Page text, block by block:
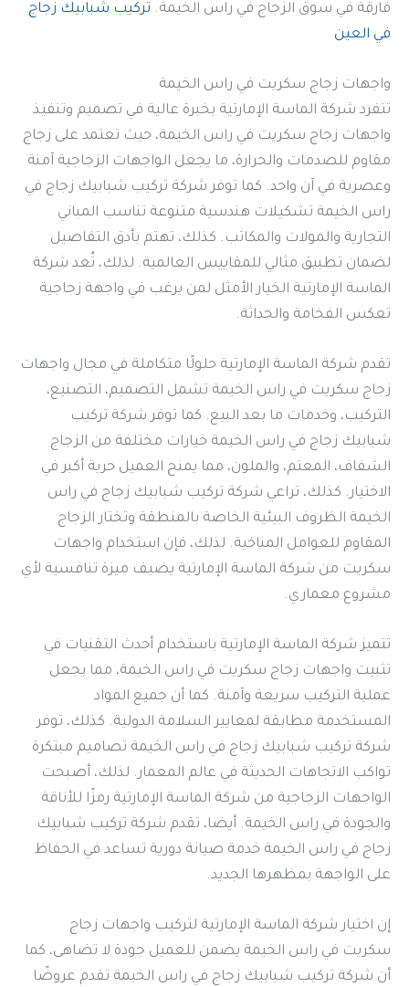
فارقة في سوق الزجاج في راس الخيمة. تركيب شبابيك زجاج
في العين
واجهات زجاج سكريت في راس الخيمة
تتفرد شركة الماسة الإمارتية بخبرة عالية في تصميم وتنفيذ
واجهات زجاج سكريت في راس الخيمة، حيث تعتمد على زجاج
مقاوم للصدمات والحرارة، ما يجعل الواجهات الزجاجية آمنة
وعصرية في آن واحد. كما توفر شركة تركيب شبابيك زجاج في
راس الخيمة تشكيلات هندسية متنوعة تناسب المباني
التجارية والمولات والمكاتب. كذلك، تهتم بأدق التفاصيل
لضمان تطبيق مثالي للمقاييس العالمية. لذلك، تُعد شركة
الماسة الإمارتية الخيار الأمثل لمن يرغب في واجهة زجاجية
تعكس الفخامة والحداثة.
تقدم شركة الماسة الإمارتية حلولًا متكاملة في مجال واجهات
زجاج سكريت في راس الخيمة تشمل التصميم، التصنيع،
التركيب، وخدمات ما بعد البيع. كما توفر شركة تركيب
شبابيك زجاج في راس الخيمة خيارات مختلفة من الزجاج
الشفاف، المعتم، والملون، مما يمنح العميل حرية أكبر في
الاختيار. كذلك، تراعي شركة تركيب شبابيك زجاج في راس
الخيمة الظروف البيئية الخاصة بالمنطقة وتختار الزجاج
المقاوم للعوامل المناخية. لذلك، فإن استخدام واجهات
سكريت من شركة الماسة الإمارتية يضيف ميزة تنافسية لأي
مشروع معماري.
تتميز شركة الماسة الإمارتية باستخدام أحدث التقنيات في
تثبيت واجهات زجاج سكريت في راس الخيمة، مما يجعل
عملية التركيب سريعة وآمنة. كما أن جميع المواد
المستخدمة مطابقة لمعايير السلامة الدولية. كذلك، توفر
شركة تركيب شبابيك زجاج في راس الخيمة تصاميم مبتكرة
تواكب الاتجاهات الحديثة في عالم المعمار. لذلك، أصبحت
الواجهات الزجاجية من شركة الماسة الإمارتية رمزًا للأناقة
والجودة في راس الخيمة. أيضا، تقدم شركة تركيب شبابيك
زجاج في راس الخيمة خدمة صيانة دورية تساعد في الحفاظ
على الواجهة بمظهرها الجديد.
إن اختيار شركة الماسة الإمارتية لتركيب واجهات زجاج
سكريت في راس الخيمة يضمن للعميل جودة لا تضاهى، كما
أن شركة تركيب شبابيك زجاج في راس الخيمة تقدم عروضًا